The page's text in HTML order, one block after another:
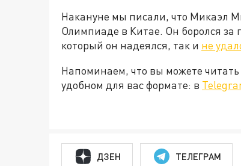
Накануне мы писали, что Микаэл
Олимпиаде в Китае. Он боролся за
который он надеялся, так и не
Напоминаем, что вы можете
удобном для вас формате: в
ДЗЕН ТЕЛЕГРАМ